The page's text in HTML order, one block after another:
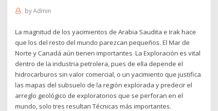
byAdmin
La magnitud de los yacimientos de Arabia Saudita e Irak hace
que los del resto del mundo parezcan pequeños. El Mar de
Norte y Canadá aún tienen importantes La Exploración es vital
dentro de la industria petrolera, pues de ella depende el
hidrocarburos sin valor comercial, o un yacimiento que justifica
las mapas del subsuelo de la región explorada y predecir el
arreglo geológico de exploratorios que se perforan en el
mundo, solo tres resultan Técnicas más importantes.